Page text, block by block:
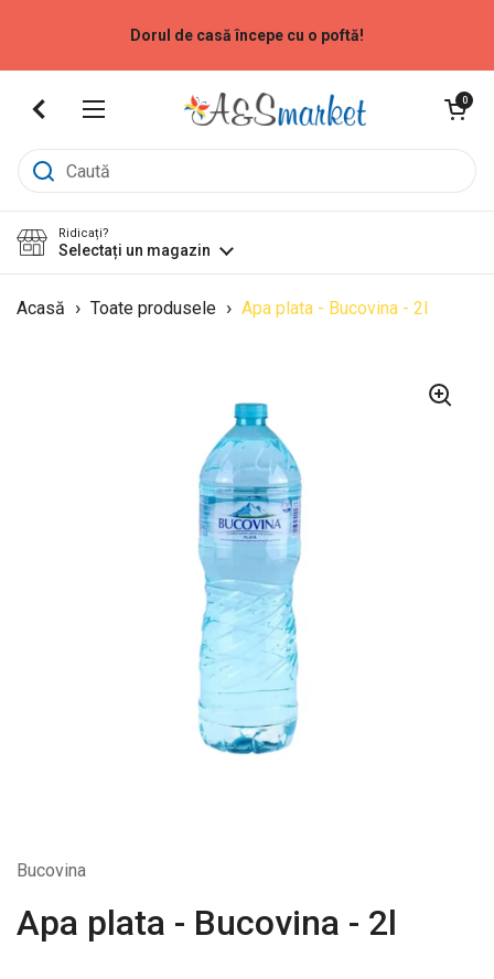
Dorul de casă începe cu o poftă!
Deschide meniu
Deschide
0
Ridicați?
Selectați un magazin
Acasă › Toate produsele › Apa plata - Bucovina - 2l
Bucovina
Apa plata - Bucovina - 2l